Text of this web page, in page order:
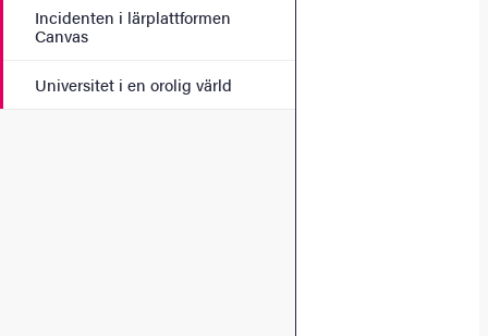
Incidenten i lärplattformen
Canvas
Universitet i en orolig värld